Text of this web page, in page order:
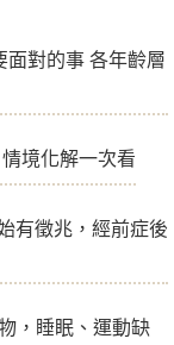
面對的事 各年齡層
境化解一次看
有徵兆，經前症後
，睡眠、運動缺